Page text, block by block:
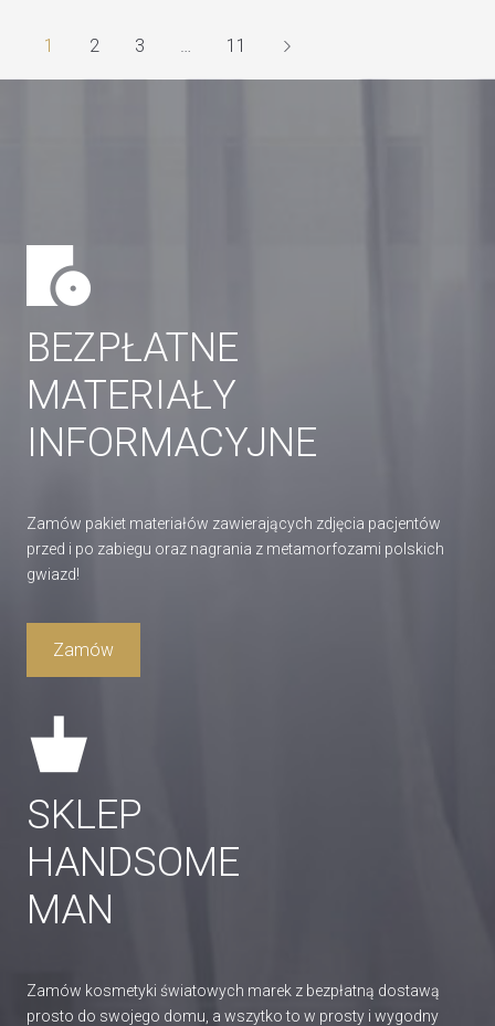
1 2 3 11
BEZPŁATNE
MATERIAŁY
INFORMACYJNE
Zamów pakiet materiałów zawierających zdjęcia pacjentów
przed i po zabiegu oraz nagrania z metamorfozami polskich
gwiazd!
Zamów
SKLEP
HANDSOME
MAN
Zamów kosmetyki światowych marek z bezpłatną dostawą
prosto do swojego domu, a wszytko to w prosty i wygodny